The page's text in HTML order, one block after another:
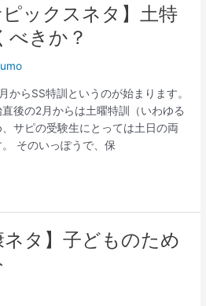
ピックスネタ】土特
べきか？
からSS特訓というのが始まります。
後の2月からは土曜特訓（いわゆる
サピの受験生にとっては土日の両
そのいっぽうで、保
ネタ】子どものため